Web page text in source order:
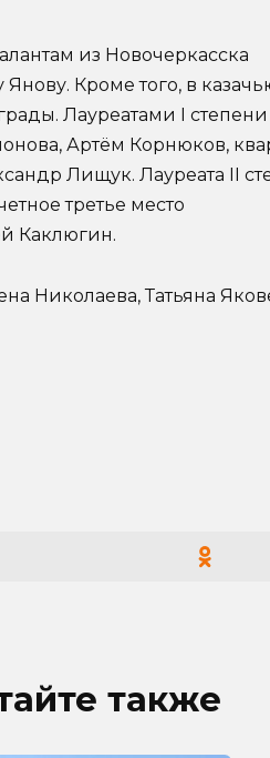
из Новочеркасска
Кроме того, в
Лауреатами I степени
Артём Корнюков,
Лищук. Лауреата II
третье место
Каклюгин.
Николаева, Татьяна
также